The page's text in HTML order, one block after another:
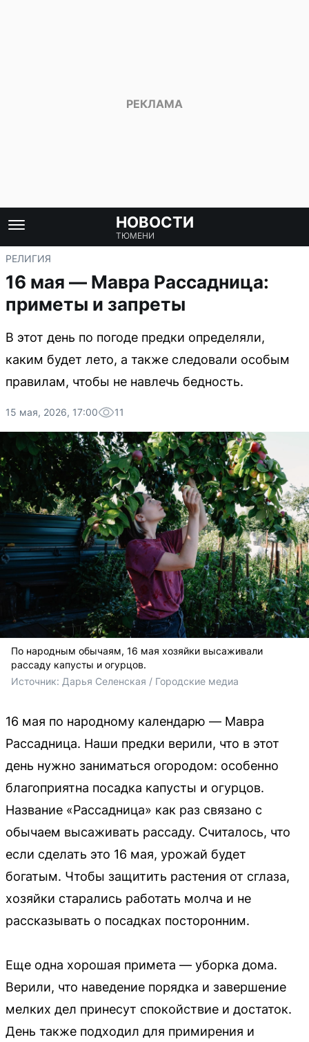
НОВОСТИ
ТЮМЕНИ
РЕЛИГИЯ
16 мая — Мавра Рассадница:
приметы и запреты
В этот день по погоде предки определяли,
каким будет лето, а также следовали особым
правилам, чтобы не навлечь бедность.
15 мая, 2026, 17:00 11
По народным обычаям, 16 мая хозяйки высаживали
рассаду капусты и огурцов.
Источник: Дарья Селенская / Городские медиа
16 мая по народному календарю — Мавра
Рассадница. Наши предки верили, что в этот
день нужно заниматься огородом: особенно
благоприятна посадка капусты и огурцов.
Название «Рассадница» как раз связано с
обычаем высаживать рассаду. Считалось, что
если сделать это 16 мая, урожай будет
богатым. Чтобы защитить растения от сглаза,
хозяйки старались работать молча и не
рассказывать о посадках посторонним.
Еще одна хорошая примета — уборка дома.
Верили, что наведение порядка и завершение
мелких дел принесут спокойствие и достаток.
День также подходил для примирения и